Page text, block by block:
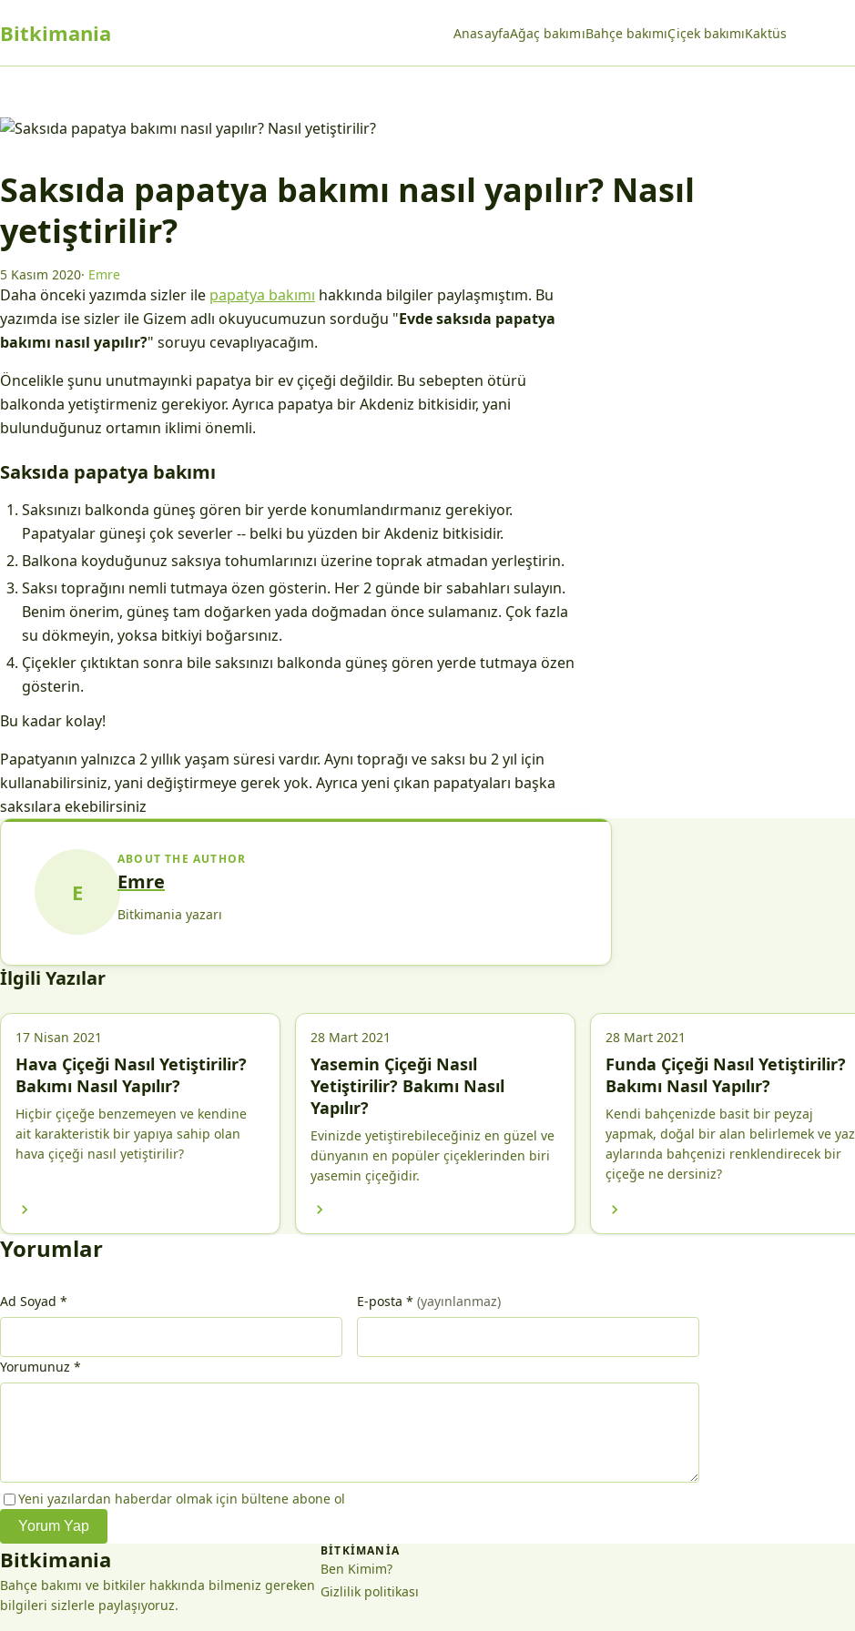
Bitkimania AnasayfaAğaç bakımıBahçe bakımıÇiçek bakımıKaktüs
Saksıda papatya bakımı nasıl yapılır? Nasıl
yetiştirilir?
5 Kasım 2020· Emre
Daha önceki yazımda sizler ile papatya bakımı hakkında bilgiler paylaşmıştım. Bu
yazımda ise sizler ile Gizem adlı okuyucumuzun sorduğu "Evde saksıda papatya
bakımı nasıl yapılır?" soruyu cevaplıyacağım.
Öncelikle şunu unutmayınki papatya bir ev çiçeği değildir. Bu sebepten ötürü
balkonda yetiştirmeniz gerekiyor. Ayrıca papatya bir Akdeniz bitkisidir, yani
bulunduğunuz ortamın iklimi önemli.
Saksıda papatya bakımı
Saksınızı balkonda güneş gören bir yerde konumlandırmanız gerekiyor.
Papatyalar güneşi çok severler -- belki bu yüzden bir Akdeniz bitkisidir.
Balkona koyduğunuz saksıya tohumlarınızı üzerine toprak atmadan yerleştirin.
Saksı toprağını nemli tutmaya özen gösterin. Her 2 günde bir sabahları sulayın.
Benim önerim, güneş tam doğarken yada doğmadan önce sulamanız. Çok fazla
su dökmeyin, yoksa bitkiyi boğarsınız.
Çiçekler çıktıktan sonra bile saksınızı balkonda güneş gören yerde tutmaya özen
gösterin.
Bu kadar kolay!
Papatyanın yalnızca 2 yıllık yaşam süresi vardır. Aynı toprağı ve saksı bu 2 yıl için
kullanabilirsiniz, yani değiştirmeye gerek yok. Ayrıca yeni çıkan papatyaları başka
saksılara ekebilirsiniz
E
ABOUT THE AUTHOR
Emre
Bitkimania yazarı
İlgili Yazılar
17 Nisan 2021
Hava Çiçeği Nasıl Yetiştirilir?
Bakımı Nasıl Yapılır?
Hiçbir çiçeğe benzemeyen ve kendine
ait karakteristik bir yapıya sahip olan
hava çiçeği nasıl yetiştirilir?
28 Mart 2021
Yasemin Çiçeği Nasıl
Yetiştirilir? Bakımı Nasıl
Yapılır?
Evinizde yetiştirebileceğiniz en güzel ve
dünyanın en popüler çiçeklerinden biri
yasemin çiçeğidir.
28 Mart 2021
Funda Çiçeği Nasıl Yetiştirilir?
Bakımı Nasıl Yapılır?
Kendi bahçenizde basit bir peyzaj
yapmak, doğal bir alan belirlemek ve yaz
aylarında bahçenizi renklendirecek bir
çiçeğe ne dersiniz?
Yorumlar
Ad Soyad * E-posta * (yayınlanmaz)
Yorumunuz *
Yeni yazılardan haberdar olmak için bültene abone ol
Yorum Yap
Bitkimania
Bahçe bakımı ve bitkiler hakkında bilmeniz gereken
bilgileri sizlerle paylaşıyoruz.
BITKIMANIA
Ben Kimim?
Gizlilik politikası